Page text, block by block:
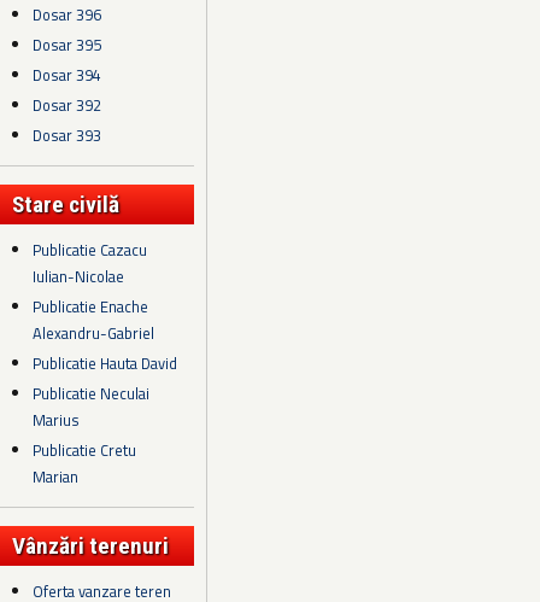
Dosar 396
Dosar 395
Dosar 394
Dosar 392
Dosar 393
Stare civilă
Publicatie Cazacu
Iulian-Nicolae
Publicatie Enache
Alexandru-Gabriel
Publicatie Hauta David
Publicatie Neculai
Marius
Publicatie Cretu
Marian
Vânzări terenuri
Oferta vanzare teren